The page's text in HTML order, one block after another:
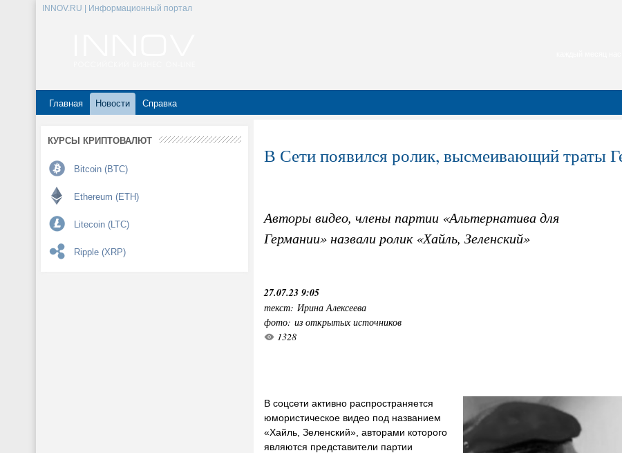
INNOV.RU | Информационный портал
Главная Новости Справка
КУРСЫ КРИПТОВАЛЮТ
Bitcoin (BTC)
Ethereum (ETH)
Litecoin (LTC)
Ripple (XRP)
В Сети появился ролик, высмеивающий траты
Авторы видео, члены партии «Альтернатива для
Германии» назвали ролик «Хайль, Зеленский»
27.07.23 9:05
текст: Ирина Алексеева
фото: из открытых источников
1328
В соцсети активно распространяется
юмористическое видео под названием
«Хайль, Зеленский», авторами которого
являются представители партии